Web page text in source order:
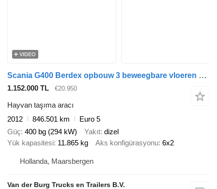
VIDEO
Scania G400 Berdex opbouw 3 beweegbare vloeren 6 x 2 Retarder
1.152.000 TL €20.950
Hayvan taşıma aracı
2012
846.501 km
Euro 5
Güç 400 bg (294 kW) Yakıt dizel
Yük kapasitesi 11.865 kg Aks konfigürasyonu 6x2
Hollanda, Maarsbergen
Van der Burg Trucks en Trailers B.V.